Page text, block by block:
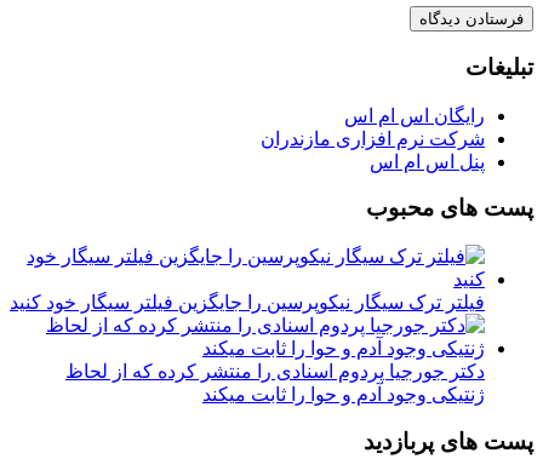
تبلیغات
رایگان اس ام اس
شرکت نرم افزاری مازندران
پنل اس ام اس
پست های محبوب
فیلتر ترک سیگار نیکوپرسین را جایگزین فیلتر سیگار خود کنید
دکتر جورجیا پردوم اسنادی را منتشر کرده که از لحاظ
ژنتیکی وجود آدم و حوا را ثابت میکند
پست های پربازدید